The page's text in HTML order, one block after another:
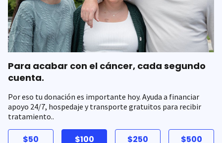
Para acabar con el cáncer, cada segundo
cuenta.
Por eso tu donación es importante hoy. Ayuda a financiar
apoyo 24/7, hospedaje y transporte gratuitos para recibir
tratamiento..
$50 $100 $250 $500